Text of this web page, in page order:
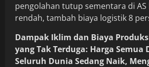
pengolahan tutup sementara di
rendah, tambah biaya logistik 8
Dampak Iklim dan Biaya
yang Tak Terduga: Harga Semua
Seluruh Dunia Sedang Naik,